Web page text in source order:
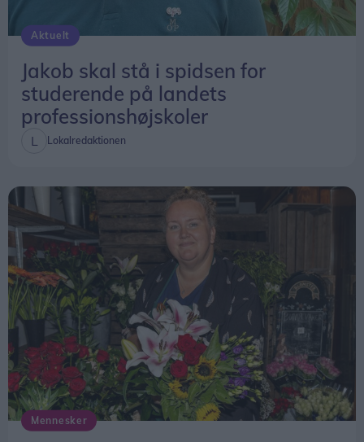
Aktuelt
Jakob skal stå i spidsen for
studerende på landets
professionshøjskoler
Lokalredaktionen
Mennesker